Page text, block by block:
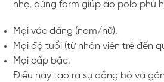
nhẹ, đứng form giúp áo polo phù
Mọi vóc dáng (nam/nữ).
Mọi độ tuổi (từ nhân viên trẻ đến
Mọi cấp bậc.
Điều này tạo ra sự đồng bộ và